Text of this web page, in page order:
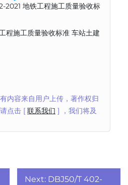
2021 地铁工程施工质量验收标
程施工质量验收标准 车站土建
内容来自用户上传，著作权归
点击 [ 联系我们 ] ，我们将及
Next: DBJ50/T 402-